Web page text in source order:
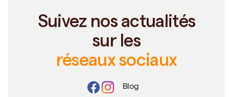
Suivez nos actualités
sur les
réseaux sociaux
Blog